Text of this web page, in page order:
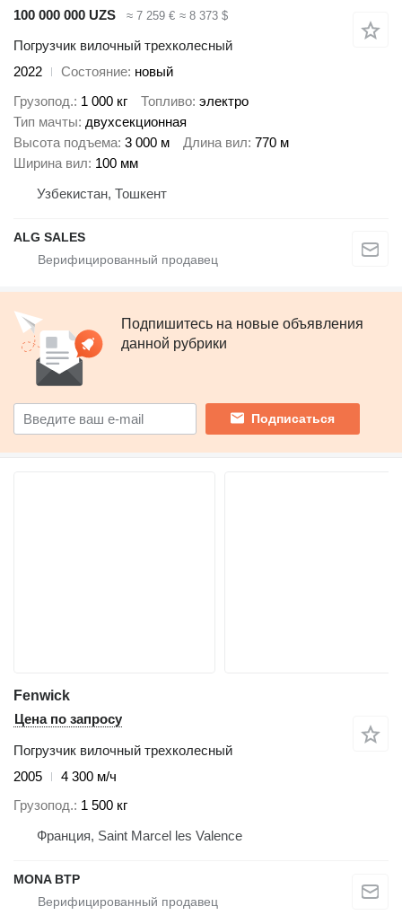
100 000 000 UZS
≈ 7 259 € ≈ 8 373 $
Погрузчик вилочный трехколесный
2022
Состояние новый
Грузопод. 1 000 кг Топливо электро
Тип мачты двухсекционная
Высота подъема 3 000 м Длина вил 770 м
Ширина вил 100 мм
Узбекистан, Тошкент
ALG SALES
Подпишитесь на новые объявления
данной рубрики
Подписаться
Fenwick
Цена по запросу
Погрузчик вилочный трехколесный
2005
4 300 м/ч
Грузопод. 1 500 кг
Франция, Saint Marcel les Valence
MONA BTP